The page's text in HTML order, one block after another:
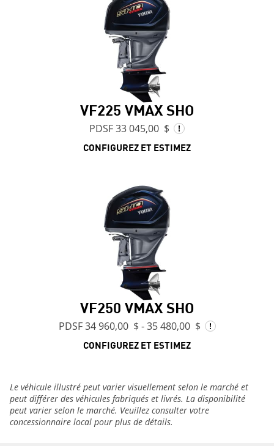
VF225 VMAX SHO
PDSF 33 045,00 $
CONFIGUREZ ET ESTIMEZ
VF250 VMAX SHO
PDSF 34 960,00 $ - 35 480,00 $
CONFIGUREZ ET ESTIMEZ
Le véhicule illustré peut varier visuellement selon le marché et
peut différer des véhicules fabriqués et livrés. La disponibilité
peut varier selon le marché. Veuillez consulter votre
concessionnaire local pour plus de détails.